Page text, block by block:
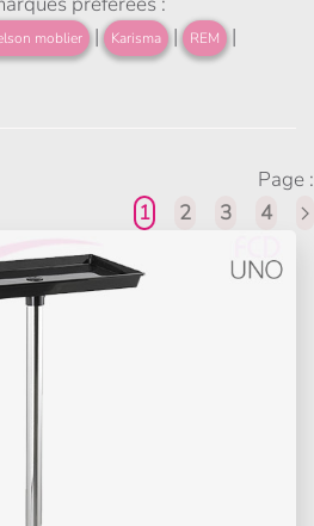
moblier | Karisma | REM |
Page :
1
2 3 4